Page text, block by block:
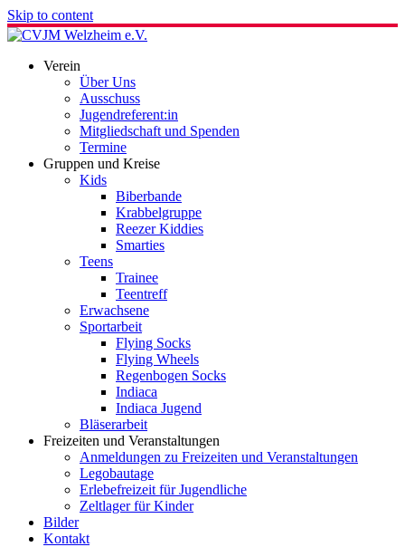
Skip to content
Verein
Über Uns
Ausschuss
Jugendreferent:in
Mitgliedschaft und Spenden
Termine
Gruppen und Kreise
Kids
Biberbande
Krabbelgruppe
Reezer Kiddies
Smarties
Teens
Trainee
Teentreff
Erwachsene
Sportarbeit
Flying Socks
Flying Wheels
Regenbogen Socks
Indiaca
Indiaca Jugend
Bläserarbeit
Freizeiten und Veranstaltungen
Anmeldungen zu Freizeiten und Veranstaltungen
Legobautage
Erlebefreizeit für Jugendliche
Zeltlager für Kinder
Bilder
Kontakt